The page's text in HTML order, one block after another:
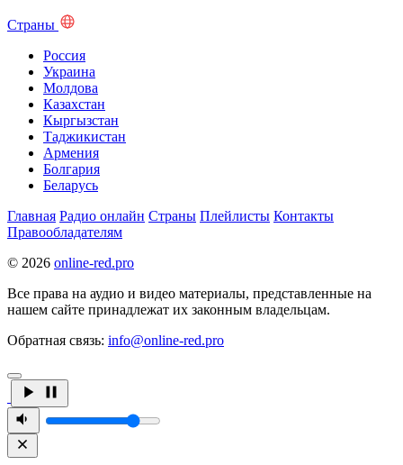
Страны
Россия
Украина
Молдова
Казахстан
Кыргызстан
Таджикистан
Армения
Болгария
Беларусь
Главная Радио онлайн Страны Плейлисты Контакты
Правообладателям
© 2026 online-red.pro
Все права на аудио и видео материалы, представленные на
нашем сайте принадлежат их законным владельцам.
Обратная связь: info@online-red.pro